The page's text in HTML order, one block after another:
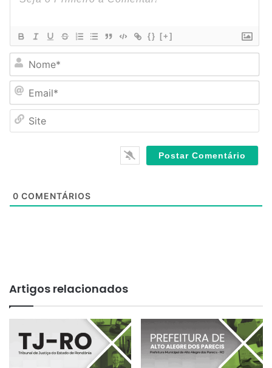
{} [+]
m
a
*t
0 COMENTÁRIOS
Artigos relacionados